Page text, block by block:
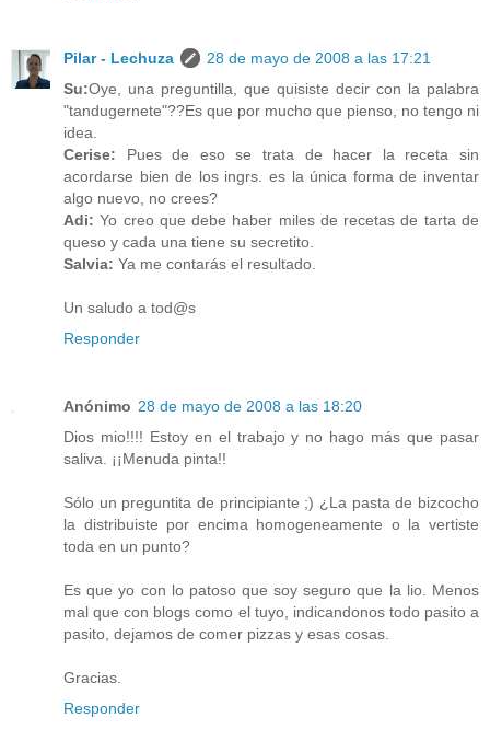
Pilar - Lechuza
28 de mayo de 2008 a las 17:21
Su:Oye, una preguntilla, que quisiste decir con la palabra
"tandugernete"??Es que por mucho que pienso, no tengo ni
idea.
Cerise: Pues de eso se trata de hacer la receta sin
acordarse bien de los ingrs. es la única forma de inventar
algo nuevo, no crees?
Adi: Yo creo que debe haber miles de recetas de tarta de
queso y cada una tiene su secretito.
Salvia: Ya me contarás el resultado.
Un saludo a tod@s
Responder
Anónimo 28 de mayo de 2008 a las 18:20
Dios mio!!!! Estoy en el trabajo y no hago más que pasar
saliva. ¡¡Menuda pinta!!
Sólo un preguntita de principiante ;) ¿La pasta de bizcocho
la distribuiste por encima homogeneamente o la vertiste
toda en un punto?
Es que yo con lo patoso que soy seguro que la lio. Menos
mal que con blogs como el tuyo, indicandonos todo pasito a
pasito, dejamos de comer pizzas y esas cosas.
Gracias.
Responder